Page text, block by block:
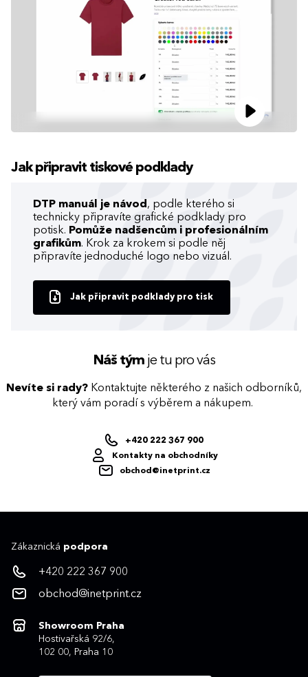
Jak připravit tiskové podklady
DTP manuál je návod , podle kterého si
technicky připravíte grafické podklady pro
potisk. Pomůže nadšencům i profesionálním
grafikům. Krok za krokem si podle něj
připravíte jednoduché logo nebo vizuál.
Jak připravit podklady pro tisk
Náš týmje tu pro vás
Nevíte si rady? Kontaktujte některého z našich odborníků,
který vám poradí s výběrem a nákupem.
+420 222 367 900
Kontakty na obchodníky
obchod@inetprint.cz
Zákaznická podpora
+420 222 367 900
obchod@inetprint.cz
Showroom Praha
Hostivařská 92/6,
102 00, Praha 10